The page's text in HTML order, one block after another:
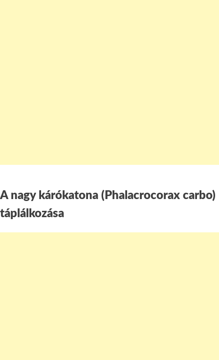
A nagy kárókatona (Phalacrocorax carbo)
táplálkozása